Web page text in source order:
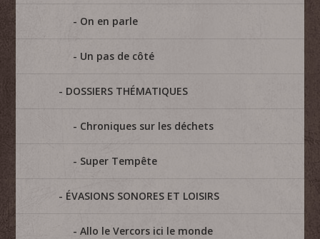
On en parle
Un pas de côté
DOSSIERS THÉMATIQUES
Chroniques sur les déchets
Super Tempête
ÉVASIONS SONORES ET LOISIRS
Allo le Vercors ici le monde